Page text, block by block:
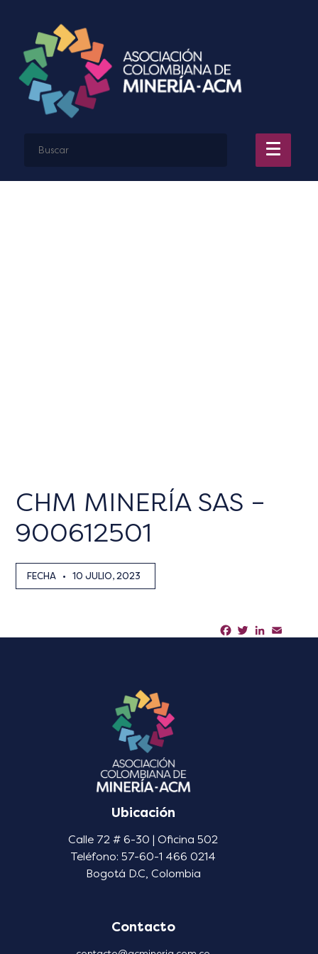
CHM MINERÍA SAS –
900612501
FECHA • 10 JULIO, 2023
Facebook
TwitterLinkedIn
Ubicación
Calle 72 # 6-30 | Oficina 502
Teléfono: 57-60-1 466 0214
Bogotá D.C, Colombia
Contacto